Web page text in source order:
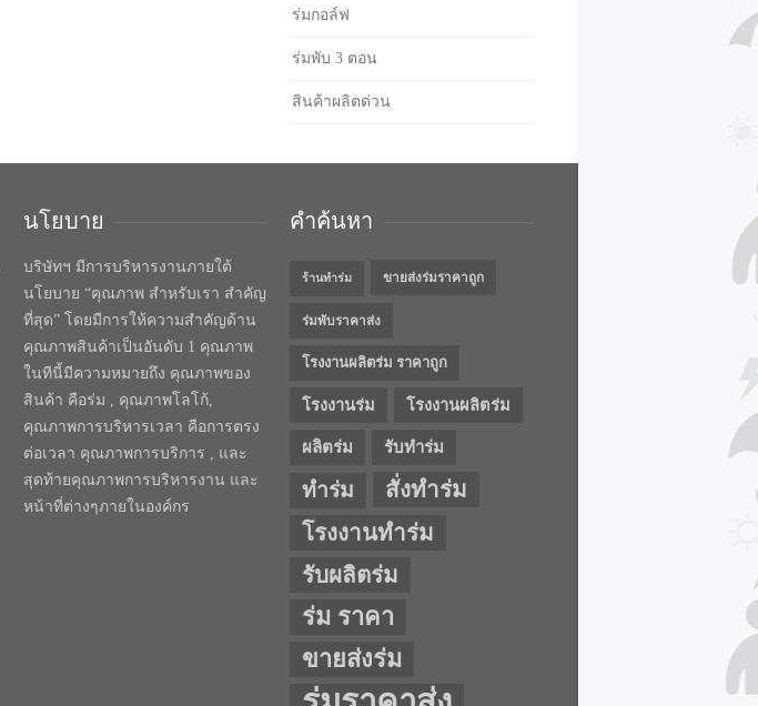
ร่มกอล์ฟ
ร่มพับ 3 ตอน
สินค้าผลิตด่วน
นโยบาย
บริษัทฯ มีการบริหารงานภายใต้
นโยบาย “คุณภาพ สำหรับเรา สำคัญ
ที่สุด” โดยมีการให้ความสำคัญด้าน
คุณภาพสินค้าเป็นอันดับ 1 คุณภาพ
ในทีนี้มีความหมายถึง คุณภาพของ
สินค้า คือร่ม , คุณภาพโลโก้,
คุณภาพการบริหารเวลา คือการตรง
ต่อเวลา คุณภาพการบริการ , และ
สุดท้ายคุณภาพการบริหารงาน และ
หน้าที่ต่างๆภายในองค์กร
คำค้นหา
ร้านทำร่ม ขายส่งร่มราคาถูก
ร่มพับราคาส่ง
โรงงานผลิตร่ม ราคาถูก
โรงงานร่ม โรงงานผลิตร่ม
ผลิตร่ม รับทำร่ม
ทำร่ม
สั่งทำร่ม
โรงงานทำร่ม
รับผลิตร่ม
ร่ม ราคา
ขายส่งร่ม